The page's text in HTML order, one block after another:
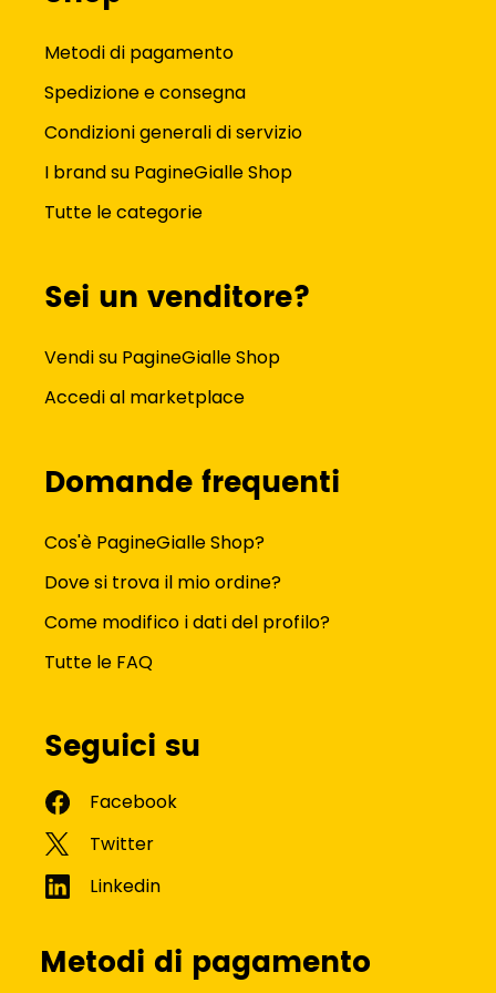
Metodi di pagamento
Spedizione e consegna
Condizioni generali di servizio
I brand su PagineGialle Shop
Tutte le categorie
Sei un venditore?
Vendi su PagineGialle Shop
Accedi al marketplace
Domande frequenti
Cos'è PagineGialle Shop?
Dove si trova il mio ordine?
Come modifico i dati del profilo?
Tutte le FAQ
Seguici su
Metodi di pagamento